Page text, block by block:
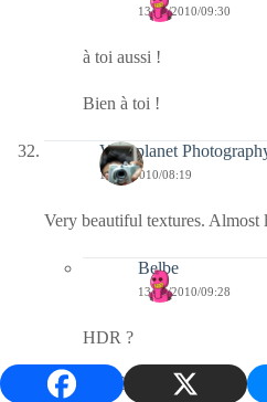
13/11/2010/09:30
à toi aussi !
Bien à toi !
Visioplanet
13/11/2010/08:19
Very beautiful textures.
Belbe
13/11/2010/09:28
HDR ?
Bien à toi !